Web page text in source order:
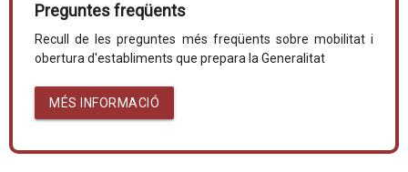
Preguntes freqüents
Recull de les preguntes més freqüents sobre mobilitat i
obertura d'establiments que prepara la Generalitat
MÉS INFORMACIÓ